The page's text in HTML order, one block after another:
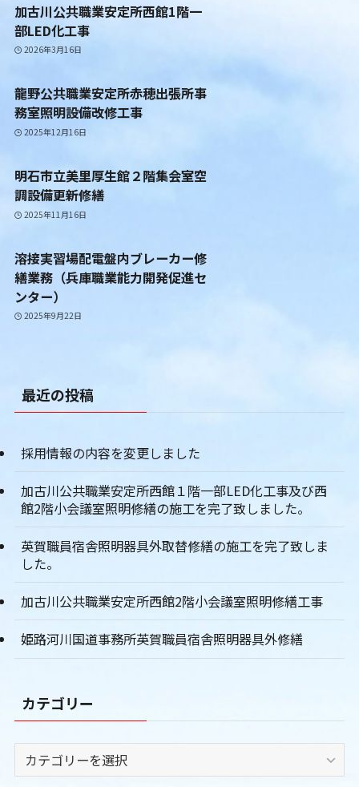
加古川公共職業安定所西館1階一
部LED化工事
2026年3月16日
龍野公共職業安定所赤穂出張所事
務室照明設備改修工事
2025年12月16日
明石市立美里厚生館２階集会室空
調設備更新修繕
2025年11月16日
溶接実習場配電盤内ブレーカー修
繕業務（兵庫職業能力開発促進セ
ンター）
2025年9月22日
最近の投稿
採用情報の内容を変更しました
加古川公共職業安定所西館１階一部LED化工事及び西
館2階小会議室照明修繕の施工を完了致しました。
英賀職員宿舎照明器具外取替修繕の施工を完了致しま
した。
加古川公共職業安定所西館2階小会議室照明修繕工事
姫路河川国道事務所英賀職員宿舎照明器具外修繕
カテゴリー
テ